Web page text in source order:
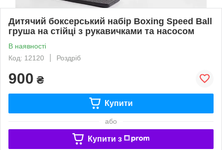
Дитячий боксерський набір Boxing Speed Ball
груша на стійці з рукавичками та насосом
В наявності
Код: 12120
Роздріб
900 ₴
Купити
або
Купити з